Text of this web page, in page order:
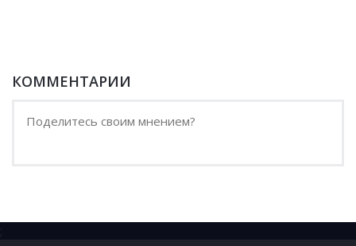
КОММЕНТАРИИ
;